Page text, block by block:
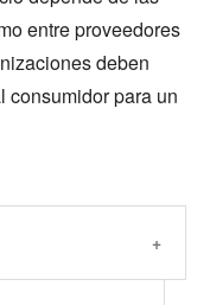
entre proveedores
deben
consumidor para un